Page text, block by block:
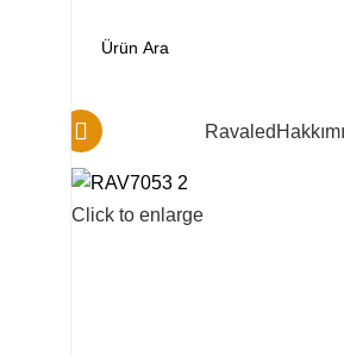
Ravaled
Click to enlarge